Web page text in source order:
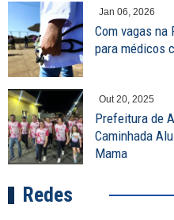
Jan 06, 2026
Com vagas na
para médicos
Out 20, 2025
Prefeitura de
Caminhada
Mama
Redes